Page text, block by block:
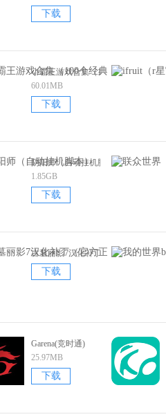
下载
小霸王游戏合集（100个经典游戏）
60.01MB
下载
阴阳师（自动挂机脚本）
1.85GB
下载
古墓丽影7汉化补丁（官方正版）
下载
Garena(竞时通)
25.97MB
下载